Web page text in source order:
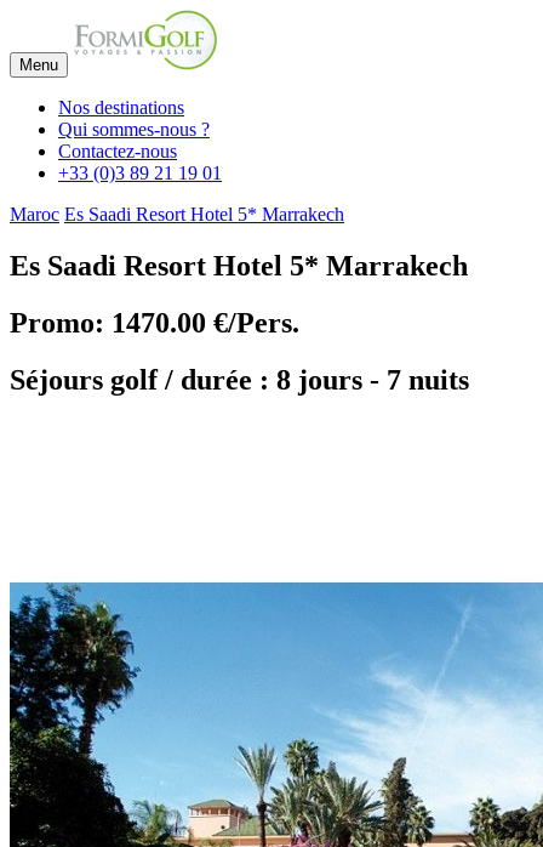
Menu
Nos destinations
Qui sommes-nous ?
Contactez-nous
+33 (0)3 89 21 19 01
Maroc Es Saadi Resort Hotel 5* Marrakech
Es Saadi Resort Hotel 5* Marrakech
Promo: 1470.00 €/Pers.
Séjours golf / durée : 8 jours - 7 nuits